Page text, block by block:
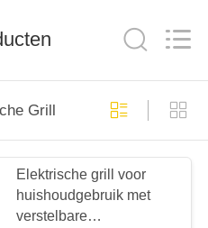
Grill
Elektrische grill voor
huishoudgebruik met
verstelbare